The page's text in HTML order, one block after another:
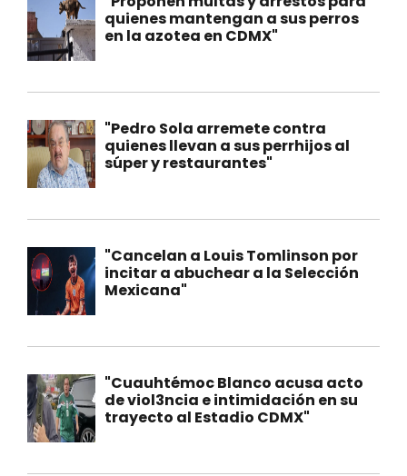
quienes mantengan a sus perros
en la azotea en CDMX"
"Pedro Sola arremete contra
quienes llevan a sus perrhijos al
súper y restaurantes"
"Cancelan a Louis Tomlinson por
incitar a abuchear a la Selección
Mexicana"
"Cuauhtémoc Blanco acusa acto
de viol3ncia e intimidación en su
trayecto al Estadio CDMX"